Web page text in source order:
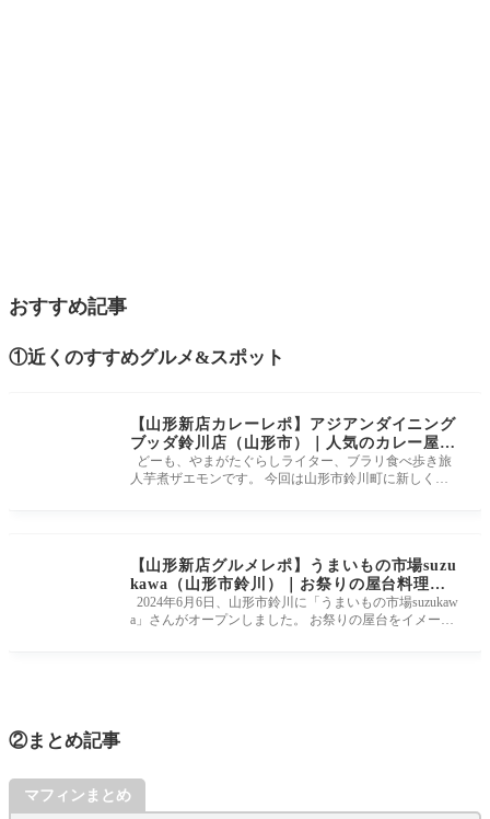
おすすめ記事
①近くのすすめグルメ&スポット
【山形新店カレーレポ】アジアンダイニング
ブッダ鈴川店（山形市）｜人気のカレー屋さ
んが２号店をオープン！
どーも、やまがたぐらしライター、ブラリ食べ歩き旅
人芋煮ザエモンです。 今回は山形市鈴川町に新しくオ
【山形新店グルメレポ】うまいもの市場suzu
kawa（山形市鈴川）｜お祭りの屋台料理の
お店がオープン！
2024年6月6日、山形市鈴川に「うまいもの市場suzukaw
a」さんがオープンしました。 お祭りの屋台をイメージ
②まとめ記事
マフィンまとめ